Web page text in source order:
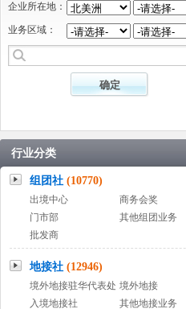
企业所在地：
业务区域：
行业分类
组团社 (10770)
出境中心
商务会奖
门市部
其他组团业务
批发商
地接社 (12946)
境外地接驻华代表处 境外地接
入境地接社
其他地接业务